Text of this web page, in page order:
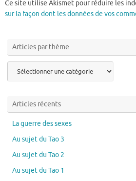
Ce site utilise Akismet pour réduire les
sur la façon dont les données de vos
Articles par thème
Articles récents
La guerre des sexes
Au sujet du Tao 3
Au sujet du Tao 2
Au sujet du Tao 1